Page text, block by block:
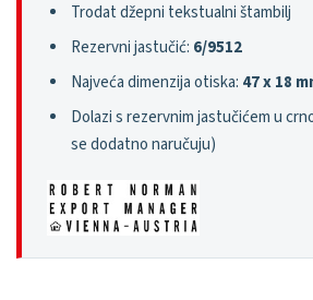
Trodat džepni tekstualni štambilj
Rezervni jastučić: 6/9512
Najveća dimenzija otiska: 47 x 18
Dolazi s rezervnim jastučićem u
se dodatno naručuju)